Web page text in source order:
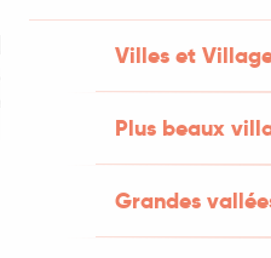
Villes et
Plus beaux
Grandes